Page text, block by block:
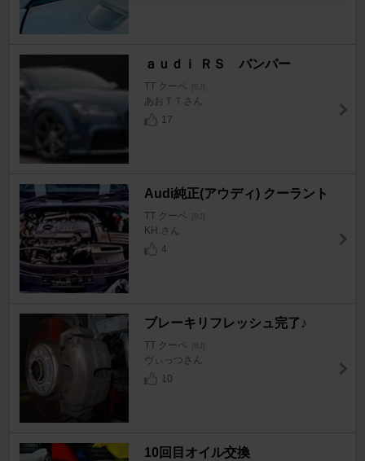
ａｕｄｉ ＲＳ バンパー
TT クーペ [8J]
あおＴＴさん
17
Audi純正(アウディ) クーラント
TT クーペ [8J]
KH.さん
4
ブレーキリフレッシュ完了♪
TT クーペ [8J]
ヴぃっつさん
10
10回目オイル交換